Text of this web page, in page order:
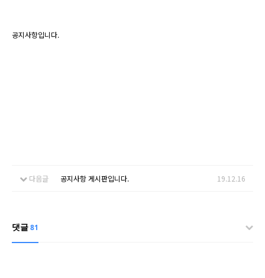
공지사항입니다.
다음글 공지사항 게시판입니다. 19.12.16
댓글81